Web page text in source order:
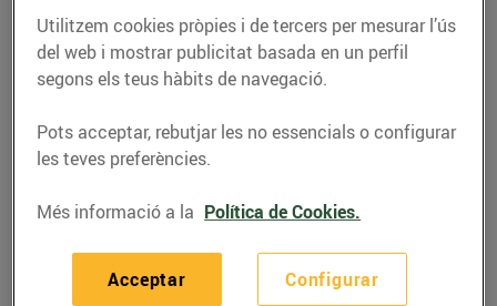
RECEPTES
Snack de moniato i
foie-gras d'ànec amb
gelatina de vi dolç i
pinyons
Utilitzem cookies pròpies i de tercers per mesurar l’ús
del web i mostrar publicitat basada en un perfil
segons els teus hàbits de navegació.
Pots acceptar, rebutjar les no essencials o configurar
les teves preferències.
Més informació a la Política de Cookies.
Configurar
Acceptar